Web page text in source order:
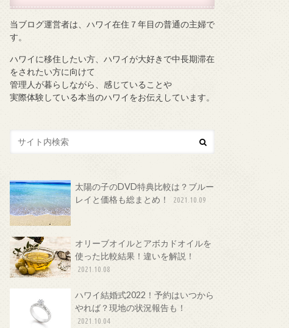
当ブログ運営者は、ハワイ在住７年目の普通の主婦で
す。
ハワイに移住したい方、ハワイが大好きで中長期滞在
をされたい方に向けて
管理人が暮らしながら、感じていることや
実際体験している本当のハワイをお伝えしています。
太陽の子のDVD特典比較は？ブルー
レイと価格も総まとめ！
2021.10.09
オリーブオイルとアボカドオイルを
使った比較結果！違いを解説！
2021.10.08
ハワイ結婚式2022！予約はいつから
やれば？現地の状況報告も！
2021.10.04